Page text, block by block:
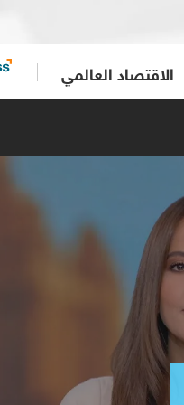
الاقتصاد العالمي